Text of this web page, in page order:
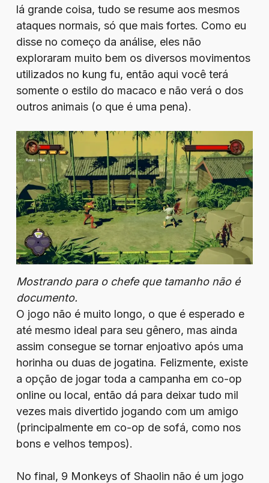
lá grande coisa, tudo se resume aos mesmos
ataques normais, só que mais fortes. Como eu
disse no começo da análise, eles não
exploraram muito bem os diversos movimentos
utilizados no kung fu, então aqui você terá
somente o estilo do macaco e não verá o dos
outros animais (o que é uma pena).
Mostrando para o chefe que tamanho não é
documento.
O jogo não é muito longo, o que é esperado e
até mesmo ideal para seu gênero, mas ainda
assim consegue se tornar enjoativo após uma
horinha ou duas de jogatina. Felizmente, existe
a opção de jogar toda a campanha em co-op
online ou local, então dá para deixar tudo mil
vezes mais divertido jogando com um amigo
(principalmente em co-op de sofá, como nos
bons e velhos tempos).
No final, 9 Monkeys of Shaolin não é um jogo